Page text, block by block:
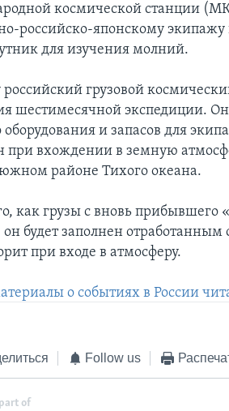
космической станции
российско-японскому экипажу
для изучения молний.
российский грузовой
шестимесячной экспедиции.
оборудования и запасов для
при вхождении в земную
районе Тихого океана.
как грузы с вновь прибывшего
будет заполнен
при входе в атмосферу.
о событиях в России
Follow us
of